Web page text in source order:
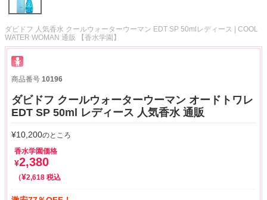
ダビドフ 人気香水 クールウォーターウーマン EDT SP 50mlレディース | COOL
WATER WOMAN 通販 【香水学園】
商品番号 10196
ダビドフ クールウォーターウーマン オードトワレ
EDT SP 50ml レディース 人気香水 通販
¥10,200のところ
香水学園価格
¥2,380
¥2,618 税込